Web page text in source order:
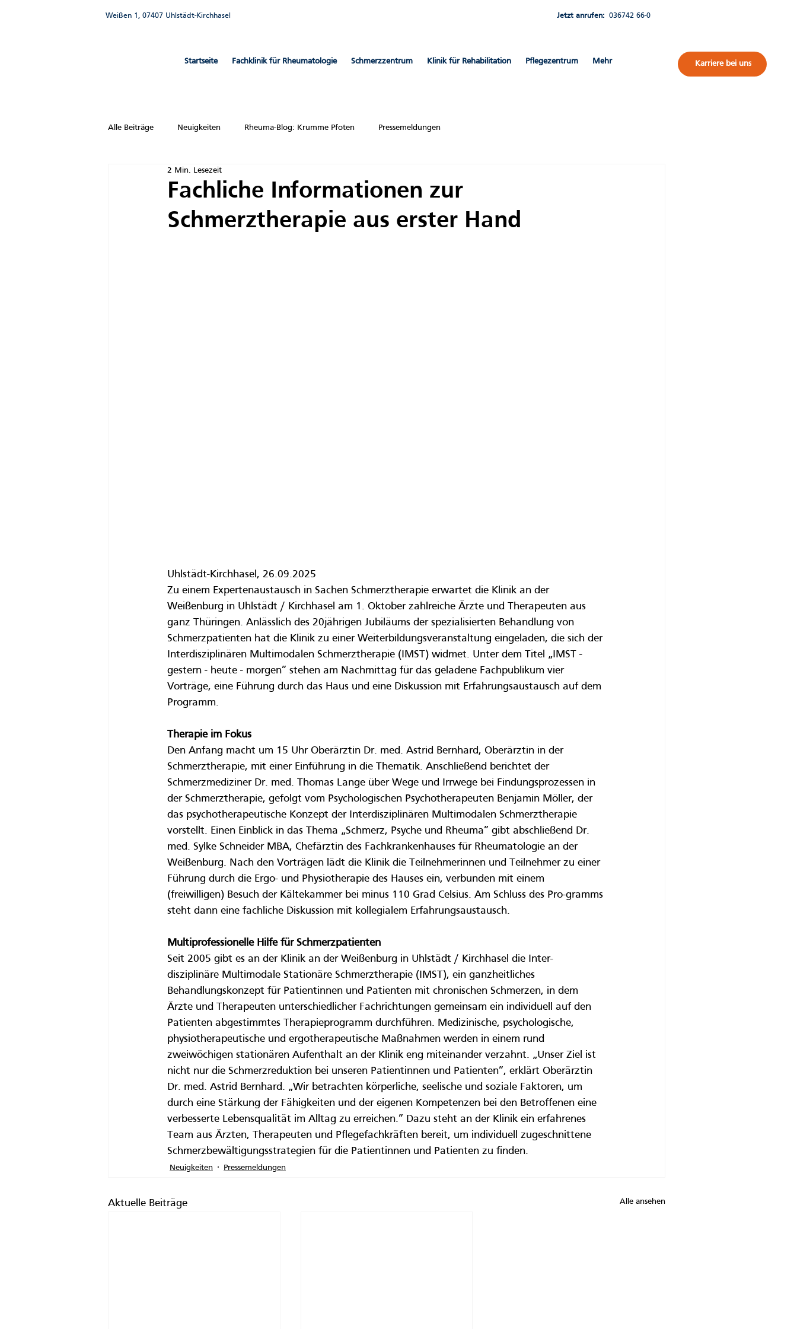
Weißen 1, 07407 Uhlstädt-Kirchhasel Jetzt anrufen:036742 66-0
Startseite Fachklinik für Rheumatologie Schmerzzentrum Klinik für Rehabilitation Pflegezentrum Mehr Karriere bei uns
Alle Beiträge Neuigkeiten Rheuma-Blog: Krumme Pfoten Pressemeldungen
Fachliche Informationen zur
Schmerztherapie aus erster Hand
2 Min. Lesezeit
Uhlstädt-Kirchhasel, 26.09.2025
Zu einem Expertenaustausch in Sachen Schmerztherapie erwartet die Klinik an der
Weißenburg in Uhlstädt / Kirchhasel am 1. Oktober zahlreiche Ärzte und Therapeuten aus
ganz Thüringen. Anlässlich des 20jährigen Jubiläums der spezialisierten Behandlung von
Schmerzpatienten hat die Klinik zu einer Weiterbildungsveranstaltung eingeladen, die sich der
Interdisziplinären Multimodalen Schmerztherapie (IMST) widmet. Unter dem Titel „IMST -
gestern - heute - morgen” stehen am Nachmittag für das geladene Fachpublikum vier
Vorträge, eine Führung durch das Haus und eine Diskussion mit Erfahrungsaustausch auf dem
Programm.
Therapie im Fokus
Den Anfang macht um 15 Uhr Oberärztin Dr. med. Astrid Bernhard, Oberärztin in der
Schmerztherapie, mit einer Einführung in die Thematik. Anschließend berichtet der
Schmerzmediziner Dr. med. Thomas Lange über Wege und Irrwege bei Findungsprozessen in
der Schmerztherapie, gefolgt vom Psychologischen Psychotherapeuten Benjamin Möller, der
das psychotherapeutische Konzept der Interdisziplinären Multimodalen Schmerztherapie
vorstellt. Einen Einblick in das Thema „Schmerz, Psyche und Rheuma” gibt abschließend Dr.
med. Sylke Schneider MBA, Chefärztin des Fachkrankenhauses für Rheumatologie an der
Weißenburg. Nach den Vorträgen lädt die Klinik die Teilnehmerinnen und Teilnehmer zu einer
Führung durch die Ergo- und Physiotherapie des Hauses ein, verbunden mit einem
(freiwilligen) Besuch der Kältekammer bei minus 110 Grad Celsius. Am Schluss des Pro-gramms
steht dann eine fachliche Diskussion mit kollegialem Erfahrungsaustausch.
Multiprofessionelle Hilfe für Schmerzpatienten
Seit 2005 gibt es an der Klinik an der Weißenburg in Uhlstädt / Kirchhasel die Inter-
disziplinäre Multimodale Stationäre Schmerztherapie (IMST), ein ganzheitliches
Behandlungskonzept für Patientinnen und Patienten mit chronischen Schmerzen, in dem
Ärzte und Therapeuten unterschiedlicher Fachrichtungen gemeinsam ein individuell auf den
Patienten abgestimmtes Therapieprogramm durchführen. Medizinische, psychologische,
physiotherapeutische und ergotherapeutische Maßnahmen werden in einem rund
zweiwöchigen stationären Aufenthalt an der Klinik eng miteinander verzahnt. „Unser Ziel ist
nicht nur die Schmerzreduktion bei unseren Patientinnen und Patienten”, erklärt Oberärztin
Dr. med. Astrid Bernhard. „Wir betrachten körperliche, seelische und soziale Faktoren, um
durch eine Stärkung der Fähigkeiten und der eigenen Kompetenzen bei den Betroffenen eine
verbesserte Lebensqualität im Alltag zu erreichen.” Dazu steht an der Klinik ein erfahrenes
Team aus Ärzten, Therapeuten und Pflegefachkräften bereit, um individuell zugeschnittene
Schmerzbewältigungsstrategien für die Patientinnen und Patienten zu finden.
Neuigkeiten Pressemeldungen
Aktuelle Beiträge Alle ansehen